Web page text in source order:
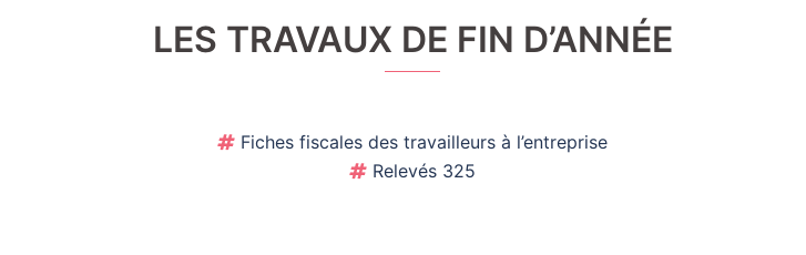
LES TRAVAUX DE FIN D’ANNÉE
Fiches fiscales des travailleurs à l’entreprise
Relevés 325